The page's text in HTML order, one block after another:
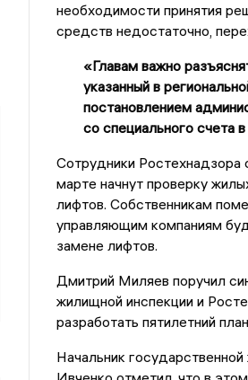
необходимости принятия
средств недостаточно,
«Главам важно
указанный в
постановлением
со специального счета
Сотрудники Ростехнадзора
марте начнут проверку
лифтов. Собственникам
управляющим компаниям
замене лифтов.
Дмитрий Миляев поручил
жилищной инспекции и
разработать пятилетний
Начальник